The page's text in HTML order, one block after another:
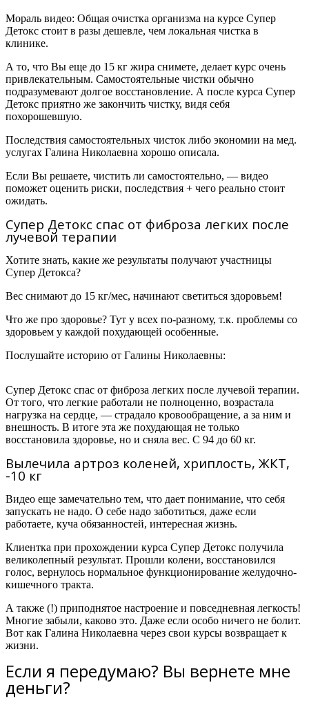
Мораль видео: Общая очистка организма на курсе Супер
Детокс стоит в разы дешевле, чем локальная чистка в
клинике.
А то, что Вы еще до 15 кг жира снимете, делает курс очень
привлекательным. Самостоятельные чистки обычно
подразумевают долгое восстановление. А после курса Супер
Детокс приятно же закончить чистку, видя себя
похорошевшую.
Последствия самостоятельных чисток либо экономии на мед.
услугах Галина Николаевна хорошо описала.
Если Вы решаете, чистить ли самостоятельно, — видео
поможет оценить риски, последствия + чего реально стоит
ожидать.
Супер Детокс спас от фиброза легких после
лучевой терапии
Хотите знать, какие же результаты получают участницы
Супер Детокса?
Вес снимают до 15 кг/мес, начинают светиться здоровьем!
Что же про здоровье? Тут у всех по-разному, т.к. проблемы со
здоровьем у каждой похудающей особенные.
Послушайте историю от Галины Николаевны:
Супер Детокс спас от фиброза легких после лучевой терапии.
От того, что легкие работали не полноценно, возрастала
нагрузка на сердце, — страдало кровообращение, а за ним и
внешность. В итоге эта же похудающая не только
восстановила здоровье, но и сняла вес. С 94 до 60 кг.
Вылечила артроз коленей, хриплость, ЖКТ,
-10 кг
Видео еще замечательно тем, что дает понимание, что себя
запускать не надо. О себе надо заботиться, даже если
работаете, куча обязанностей, интересная жизнь.
Клиентка при прохождении курса Супер Детокс получила
великолепный результат. Прошли колени, восстановился
голос, вернулось нормальное функционирование желудочно-
кишечного тракта.
А также (!) приподнятое настроение и повседневная легкость!
Многие забыли, каково это. Даже если особо ничего не болит.
Вот как Галина Николаевна через свои курсы возвращает к
жизни.
Если я передумаю? Вы вернете мне
деньги?